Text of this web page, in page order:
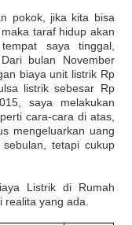
pokok, jika kita bisa
taraf hidup akan
saya tinggal,
bulan November
biaya unit listrik Rp
listrik sebesar Rp
saya melakukan
cara-cara di atas,
mengeluarkan uang
tetapi cukup
Listrik di Rumah
yang ada.